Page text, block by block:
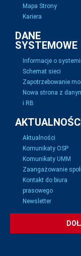
Mapa Strony
Kariera
DANE
SYSTEMOWE
Informacje o
Schemat sieci
Zapotrzebowanie
Nowa strona z
i RB
Aktualności
Komunikaty OSP
Komunikaty UMM
Zaangażowanie
Kontakt do biura
prasowego
Newsletter